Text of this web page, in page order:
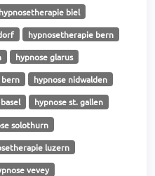
hypnosetherapie biel
hypnosetherapie bern
hypnose glarus
hypnose nidwalden
hypnose st. gallen
solothurn
luzern
vevey